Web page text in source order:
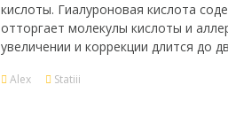
кислоты. Гиалуроновая кислота
отторгает молекулы кислоты и
увеличении и коррекции длится до
Alex Statiii